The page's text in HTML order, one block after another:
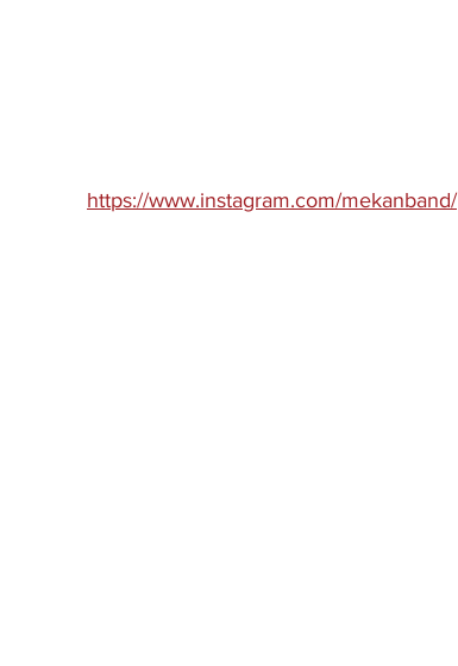
https://www.instagram.com/mekanband/